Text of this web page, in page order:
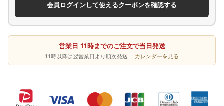
会員ログインして使えるクーポンを確認する
営業日 11時までのご注文で当日発送
11時以降は翌営業日より順次発送 カレンダーを見る